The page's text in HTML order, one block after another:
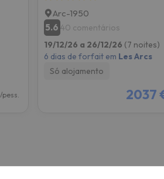
/pess.
Arc-1950
5.6 40 comentários
19/12/26 a 26/12/26 (7 noites)
6 dias de forfait em Les Arcs
Só alojamento
2037